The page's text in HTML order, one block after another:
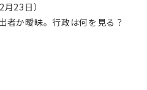
23日）
者か曖昧。行政は何を見る？